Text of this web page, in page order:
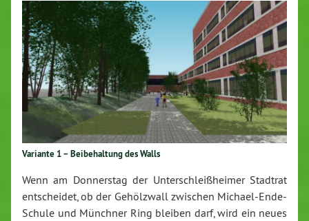
Variante 1 – Beibehaltung des Walls
Wenn am Donnerstag der Unterschleißheimer Stadtrat
entscheidet, ob der Gehölzwall zwischen Michael-Ende-
Schule und Münchner Ring bleiben darf, wird ein neues